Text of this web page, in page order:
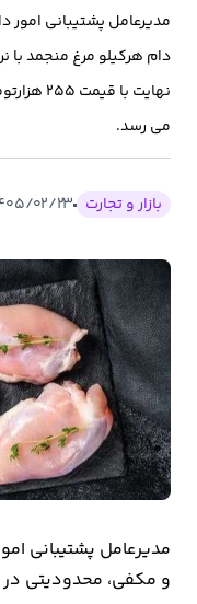
صنعت
انرژی
و
اقتصاد
جهان
بازار
و
تجارت
کشاورزی
راه
و
مدیرعامل پشتیبانی امور
نهایت
می رسد.
بازار و تجارت ۱۴۰۵/۰۲/۲۳
مدیرعامل پشتیبانی
و مکفی، محدودیتی در